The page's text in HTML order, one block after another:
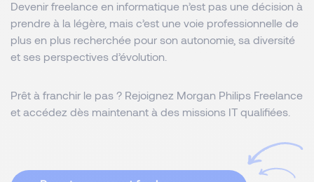
Devenir freelance en informatique n’est pas une décision à
prendre à la légère, mais c’est une voie professionnelle de
plus en plus recherchée pour son autonomie, sa diversité
et ses perspectives d’évolution.
Prêt à franchir le pas ? Rejoignez Morgan Philips Freelance
et accédez dès maintenant à des missions IT qualifiées.